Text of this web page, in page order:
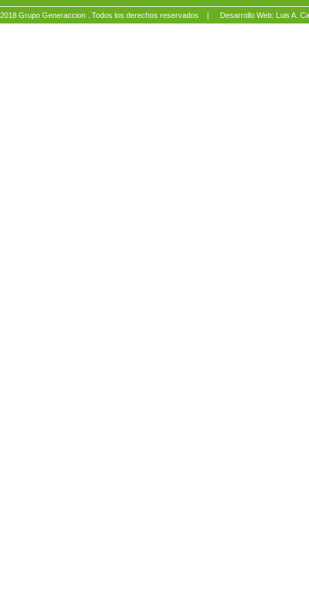
2018 Grupo Generaccion . Todos los derechos reservados | Desarrollo Web: Luis